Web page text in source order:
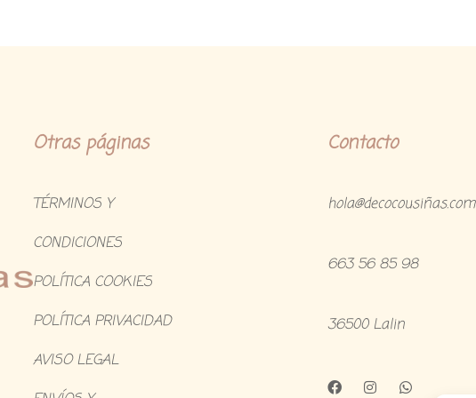
Otras páginas
TÉRMINOS Y
CONDICIONES
POLÍTICA COOKIES
POLÍTICA PRIVACIDAD
AVISO LEGAL
Contacto
hola@decocousiñas.com
663 56 85 98
36500 Lalin